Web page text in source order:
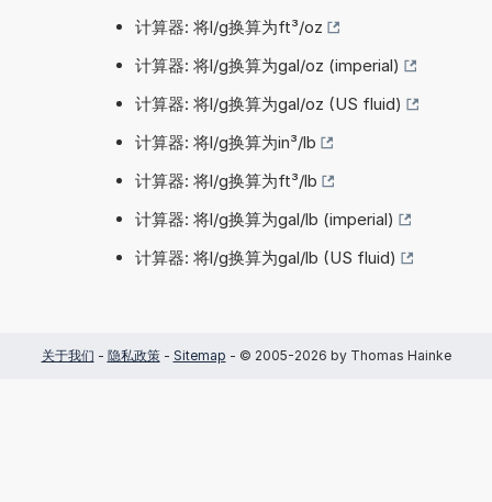
计算器: 将l/g换算为ft³/oz
计算器: 将l/g换算为gal/oz (imperial)
计算器: 将l/g换算为gal/oz (US fluid)
计算器: 将l/g换算为in³/lb
计算器: 将l/g换算为ft³/lb
计算器: 将l/g换算为gal/lb (imperial)
计算器: 将l/g换算为gal/lb (US fluid)
关于我们 - 隐私政策- Sitemap - © 2005-2026 by Thomas Hainke